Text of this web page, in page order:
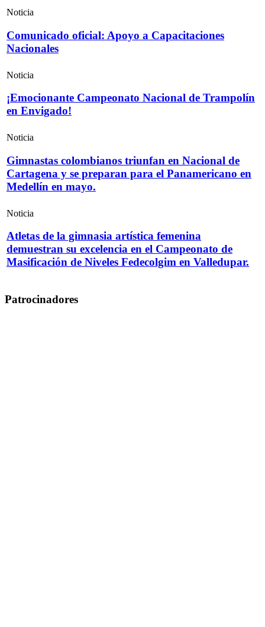
Noticia
Comunicado oficial: Apoyo a Capacitaciones
Nacionales
Noticia
¡Emocionante Campeonato Nacional de Trampolín
en Envigado!
Noticia
Gimnastas colombianos triunfan en Nacional de
Cartagena y se preparan para el Panamericano en
Medellín en mayo.
Noticia
Atletas de la gimnasia artística femenina
demuestran su excelencia en el Campeonato de
Masificación de Niveles Fedecolgim en Valledupar.
Patrocinadores